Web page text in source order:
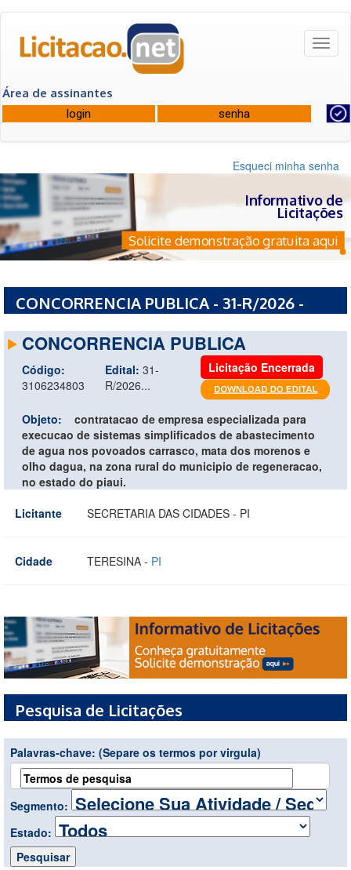
Área de assinantes
Esqueci minha senha
Informativo de
Licitações
Solicite demonstração gratuita aqui
CONCORRENCIA PUBLICA - 31-R/2026 -
CONCORRENCIA PUBLICA
Código:
3106234803
Edital: 31-
R/2026...
Licitação Encerrada
Objeto:
contratacao de empresa especializada para
execucao de sistemas simplificados de abastecimento
de agua nos povoados carrasco, mata dos morenos e
olho dagua, na zona rural do municipio de regeneracao,
no estado do piaui.
Licitante
SECRETARIA DAS CIDADES - PI
Cidade TERESINA - PI
Pesquisa de Licitações
Palavras-chave: (Separe os termos por virgula)
Segmento:
Estado: